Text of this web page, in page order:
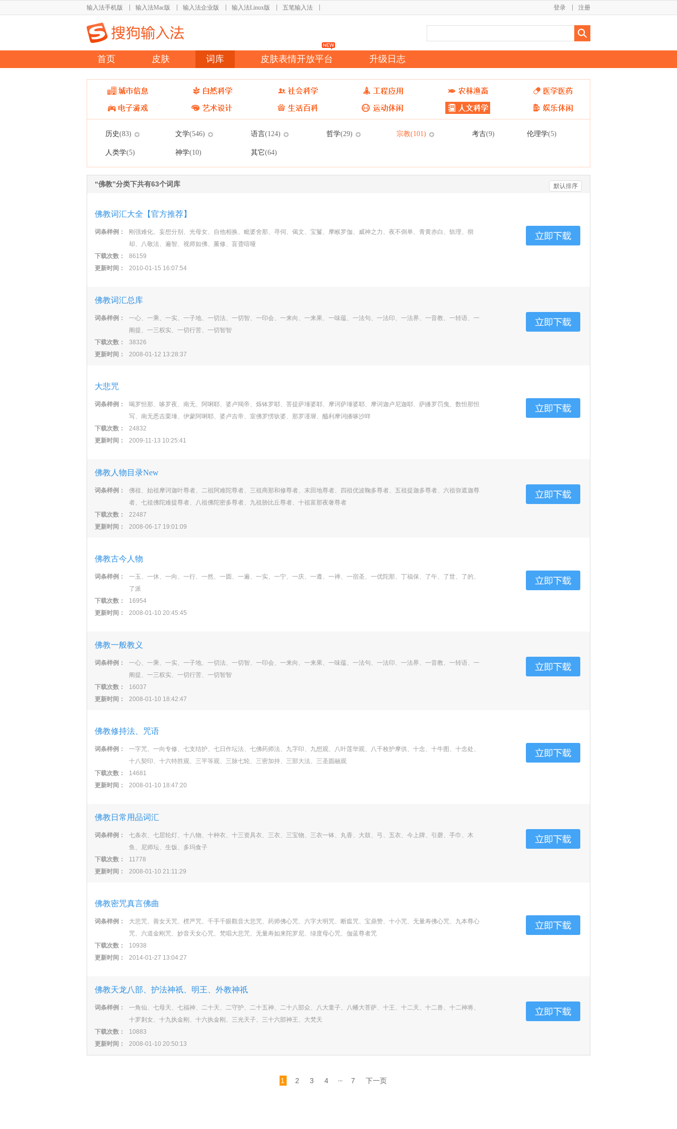
输入法手机版 输入法Mac版 输入法企业版 输入法Linux版 五笔输入法 注册
登录
首页 皮肤 词库 皮肤表情开放平台 升级日志
历史(83) 文学(546) 语言(124) 哲学(29) 宗教(101) 考古(9) 伦理学(5)
人类学(5) 神学(10) 其它(64)
“佛教”分类下共有63个词库 默认排序
佛教词汇大全【官方推荐】
词条样例：
刚强难化、妄想分别、光母女、自他相换、毗婆舍那、寻伺、偈文、宝鬘、摩睺罗伽、威神之力、夜不倒单、青黄赤白、轨理、彻
却、八敬法、遍智、视师如佛、薰修、盲聋喑哑
下载次数：
86159
更新时间：
2010-01-15 16:07:54
佛教词汇总库
词条样例：
一心、一乘、一实、一子地、一切法、一切智、一印会、一来向、一来果、一味蕴、一法句、一法印、一法界、一音教、一转语、一
阐提、一三权实、一切行苦、一切智智
下载次数：
38326
更新时间：
2008-01-12 13:28:37
大悲咒
词条样例：
喝罗怛那、哆罗夜、南无、阿唎耶、婆卢羯帝、烁钵罗耶、菩提萨埵婆耶、摩诃萨埵婆耶、摩诃迦卢尼迦耶、萨皤罗罚曳、数怛那怛
写、南无悉吉栗埵、伊蒙阿唎耶、婆卢吉帝、室佛罗愣驮婆、那罗谨墀、醯利摩诃皤哆沙咩
下载次数：
24832
更新时间：
2009-11-13 10:25:41
佛教人物目录New
词条样例：
佛祖、始祖摩诃迦叶尊者、二祖阿难陀尊者、三祖商那和修尊者、末田地尊者、四祖优波鞠多尊者、五祖提迦多尊者、六祖弥遮迦尊
者、七祖佛陀难提尊者、八祖佛陀密多尊者、九祖胁比丘尊者、十祖富那夜奢尊者
下载次数：
22487
更新时间：
2008-06-17 19:01:09
佛教古今人物
词条样例：
一玉、一休、一向、一行、一然、一圆、一遍、一实、一宁、一庆、一遵、一禅、一宿圣、一优陀那、丁福保、了午、了世、了的、
了派
下载次数：
16954
更新时间：
2008-01-10 20:45:45
佛教一般教义
词条样例：
一心、一乘、一实、一子地、一切法、一切智、一印会、一来向、一来果、一味蕴、一法句、一法印、一法界、一音教、一转语、一
阐提、一三权实、一切行苦、一切智智
下载次数：
16037
更新时间：
2008-01-10 18:42:47
佛教修持法、咒语
词条样例：
一字咒、一向专修、七支结护、七日作坛法、七佛药师法、九字印、九想观、八叶莲华观、八千枚护摩供、十念、十牛图、十念处、
十八契印、十六特胜观、三平等观、三脉七轮、三密加持、三部大法、三圣圆融观
下载次数：
14681
更新时间：
2008-01-10 18:47:20
佛教日常用品词汇
词条样例：
七条衣、七层轮灯、十八物、十种衣、十三资具衣、三衣、三宝物、三衣一钵、丸香、大鼓、弓、五衣、今上牌、引磬、手巾、木
鱼、尼师坛、生饭、多玛食子
下载次数：
11778
更新时间：
2008-01-10 21:11:29
佛教密咒真言佛曲
词条样例：
大悲咒、善女天咒、楞严咒、千手千眼觀音大悲咒、药师佛心咒、六字大明咒、断瘟咒、宝鼎赞、十小咒、无量寿佛心咒、九本尊心
咒、六道金刚咒、妙音天女心咒、梵唱大悲咒、无量寿如来陀罗尼、绿度母心咒、伽蓝尊者咒
下载次数：
10938
更新时间：
2014-01-27 13:04:27
佛教天龙八部、护法神祇、明王、外教神祇
词条样例：
一角仙、七母天、七福神、二十天、二守护、二十五神、二十八部众、八大童子、八幡大菩萨、十王、十二天、十二兽、十二神将、
十罗剎女、十九执金刚、十六执金刚、三光天子、三十六部神王、大梵天
下载次数：
10883
更新时间：
2008-01-10 20:50:13
1 2 3 4 ... 7 下一页